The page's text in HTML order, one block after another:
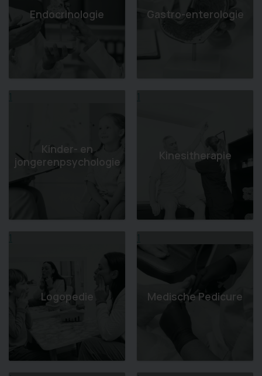
Endocrinologie Gastro-enterologie
1
Kinder- en
jongerenpsychologie
1
Kinesitherapie
1
Logopedie
1
Medische Pedicure